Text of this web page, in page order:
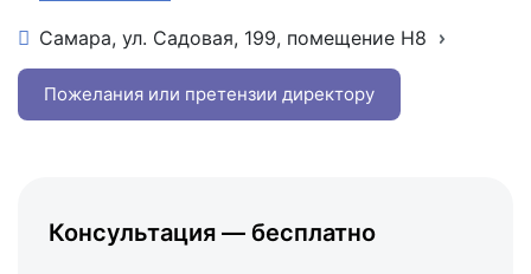
Самара, ул. Садовая, 199, помещение Н8
+7 (993) 993-77-22
Написать в МАКС
Схема проезда
Пожелания или претензии директору
Консультация — бесплатно